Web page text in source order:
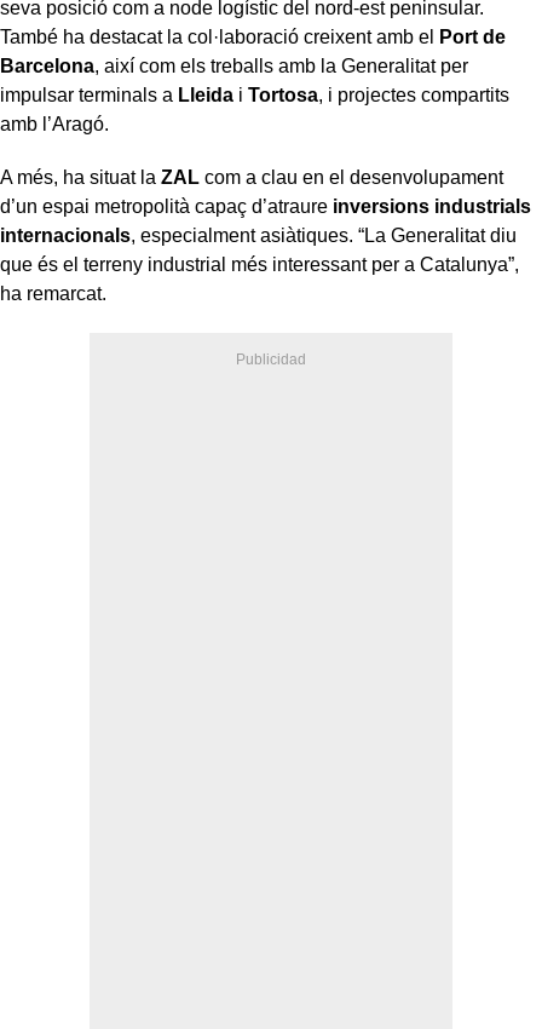
seva posició com a node logístic del nord-est peninsular.
També ha destacat la col·laboració creixent amb el
Port de
Barcelona, així com els treballs amb la Generalitat per
impulsar terminals a Lleida i Tortosa, i projectes compartits
amb l’Aragó.
A més, ha situat la ZAL com a clau en el desenvolupament
d’un espai metropolità capaç d’atraure inversions industrials
internacionals, especialment asiàtiques. “La Generalitat diu
que és el terreny industrial més interessant per a Catalunya”,
ha remarcat.